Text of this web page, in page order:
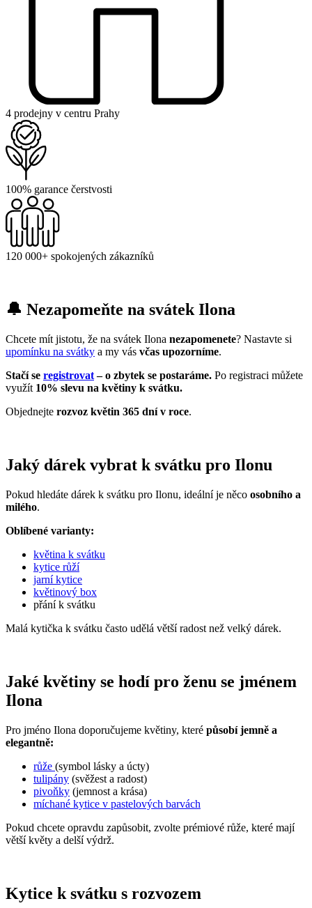
4 prodejny v centru Prahy
100% garance čerstvosti
120 000+ spokojených zákazníků
🔔 Nezapomeňte na svátek Ilona
Chcete mít jistotu, že na svátek Ilona nezapomenete? Nastavte si
upomínku na svátky a my vás včas upozorníme.
Stačí se registrovat– o zbytek se postaráme. Po registraci můžete
využít 10% slevu na květiny k svátku.
Objednejte rozvoz květin 365 dní v roce.
Jaký dárek vybrat k svátku pro Ilonu
Pokud hledáte dárek k svátku pro Ilonu, ideální je něco osobního a
milého.
Oblíbené varianty:
květina k svátku
kytice růží
jarní kytice
květinový box
přání k svátku
Malá kytička k svátku často udělá větší radost než velký dárek.
Jaké květiny se hodí pro ženu se jménem
Ilona
Pro jméno Ilona doporučujeme květiny, které působí jemně a
elegantně:
růže (symbol lásky a úcty)
tulipány (svěžest a radost)
pivoňky (jemnost a krása)
míchané kytice v pastelových barvách
Pokud chcete opravdu zapůsobit, zvolte prémiové růže, které mají
větší květy a delší výdrž.
Kytice k svátku s rozvozem